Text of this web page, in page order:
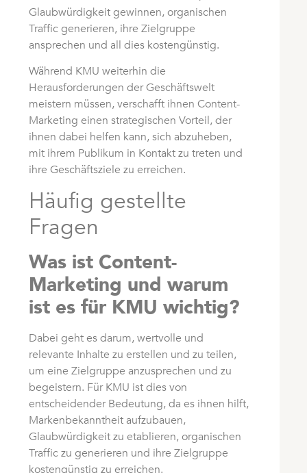
Glaubwürdigkeit gewinnen, organischen
Traffic generieren, ihre Zielgruppe
ansprechen und all dies kostengünstig.
Während KMU weiterhin die
Herausforderungen der Geschäftswelt
meistern müssen, verschafft ihnen Content-
Marketing einen strategischen Vorteil, der
ihnen dabei helfen kann, sich abzuheben,
mit ihrem Publikum in Kontakt zu treten und
ihre Geschäftsziele zu erreichen.
Häufig gestellte
Fragen
Was ist Content-
Marketing und warum
ist es für KMU wichtig?
Dabei geht es darum, wertvolle und
relevante Inhalte zu erstellen und zu teilen,
um eine Zielgruppe anzusprechen und zu
begeistern. Für KMU ist dies von
entscheidender Bedeutung, da es ihnen hilft,
Markenbekanntheit aufzubauen,
Glaubwürdigkeit zu etablieren, organischen
Traffic zu generieren und ihre Zielgruppe
kostengünstig zu erreichen.